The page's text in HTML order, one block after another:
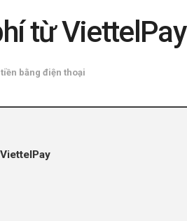
từ ViettelPay
bằng điện thoại